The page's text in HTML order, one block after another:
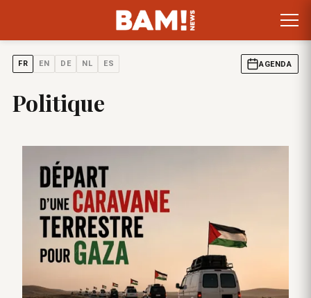
FR EN DE NL ES AGENDA
Politique